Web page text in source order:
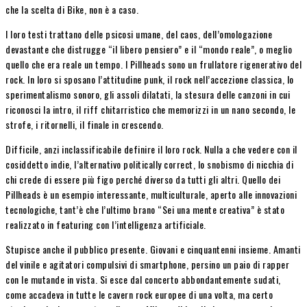
che la scelta di Bike, non è a caso.
I loro testi trattano delle psicosi umane, del caos, dell’omologazione
devastante che distrugge “il libero pensiero” e il “mondo reale”, o meglio
quello che era reale un tempo. I Pillheads sono un frullatore rigenerativo del
rock. In loro si sposano l’attitudine punk, il rock nell’accezione classica, lo
sperimentalismo sonoro, gli assoli dilatati, la stesura delle canzoni in cui
riconosci la intro, il riff chitarristico che memorizzi in un nano secondo, le
strofe, i ritornelli, il finale in crescendo.
Difficile, anzi inclassificabile definire il loro rock. Nulla a che vedere con il
cosiddetto indie, l’alternativo politically correct, lo snobismo di nicchia di
chi crede di essere più figo perché diverso da tutti gli altri. Quello dei
Pillheads è un esempio interessante, multiculturale, aperto alle innovazioni
tecnologiche, tant’è che l’ultimo brano “Sei una mente creativa” è stato
realizzato in featuring con l’intelligenza artificiale.
Stupisce anche il pubblico presente. Giovani e cinquantenni insieme. Amanti
del vinile e agitatori compulsivi di smartphone, persino un paio di rapper
con le mutande in vista. Si esce dal concerto abbondantemente sudati,
come accadeva in tutte le cavern rock europee di una volta, ma certo